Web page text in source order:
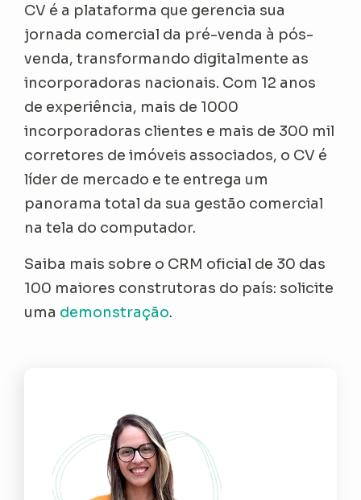
CV é a plataforma que gerencia sua
jornada comercial da pré-venda à pós-
venda, transformando digitalmente as
incorporadoras nacionais. Com 12 anos
de experiência, mais de 1000
incorporadoras clientes e mais de 300 mil
corretores de imóveis associados, o CV é
líder de mercado e te entrega um
panorama total da sua gestão comercial
na tela do computador.
Saiba mais sobre o CRM oficial de 30 das
100 maiores construtoras do país: solicite
uma demonstração.